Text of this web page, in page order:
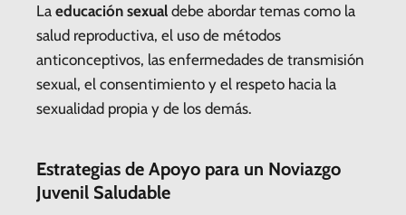
La educación sexual debe abordar temas como la
salud reproductiva, el uso de métodos
anticonceptivos, las enfermedades de transmisión
sexual, el consentimiento y el respeto hacia la
sexualidad propia y de los demás.
Estrategias de Apoyo para un Noviazgo
Juvenil Saludable